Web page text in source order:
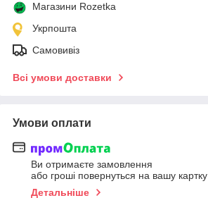
Магазини Rozetka
Укрпошта
Самовивіз
Всі умови доставки
Умови оплати
Ви отримаєте замовлення
або гроші повернуться на вашу картку
Детальніше